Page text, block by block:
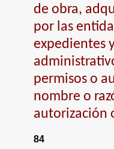
de obra,
por las
expedientes
permisos o
nombre o
autorización
84